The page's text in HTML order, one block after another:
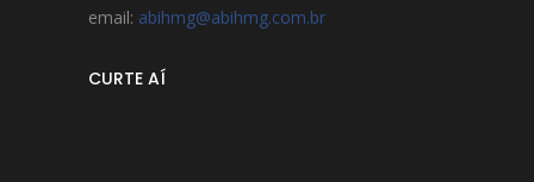
email: abihmg@abihmg.com.br
CURTE AÍ